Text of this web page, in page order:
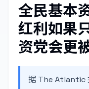
全民基本
红利如果
资党会更
据 The Atlantic